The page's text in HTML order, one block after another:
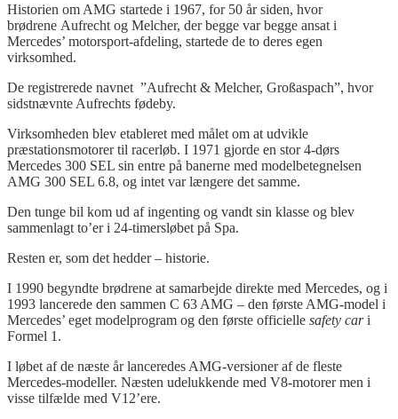
Historien om AMG startede i 1967, for 50 år siden, hvor
brødrene Aufrecht og Melcher, der begge var begge ansat i
Mercedes’ motorsport-afdeling, startede de to deres egen
virksomhed.
De registrerede navnet ”Aufrecht & Melcher, Großaspach”, hvor
sidstnævnte Aufrechts fødeby.
Virksomheden blev etableret med målet om at udvikle
præstationsmotorer til racerløb. I 1971 gjorde en stor 4-dørs
Mercedes 300 SEL sin entre på banerne med modelbetegnelsen
AMG 300 SEL 6.8, og intet var længere det samme.
Den tunge bil kom ud af ingenting og vandt sin klasse og blev
sammenlagt to’er i 24-timersløbet på Spa.
Resten er, som det hedder – historie.
I 1990 begyndte brødrene at samarbejde direkte med Mercedes, og i
1993 lancerede den sammen C 63 AMG – den første AMG-model i
Mercedes’ eget modelprogram og den første officielle safety cari
Formel 1.
I løbet af de næste år lanceredes AMG-versioner af de fleste
Mercedes-modeller. Næsten udelukkende med V8-motorer men i
visse tilfælde med V12’ere.